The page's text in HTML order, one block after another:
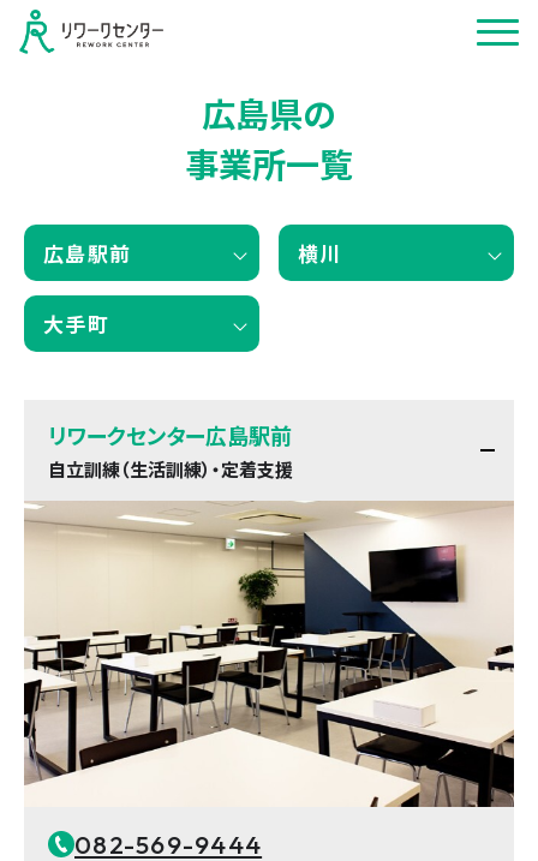
広島県の
事業所一覧
広島駅前 横川
大手町
リワークセンター広島駅前
自立訓練（生活訓練）・定着支援
082-569-9444